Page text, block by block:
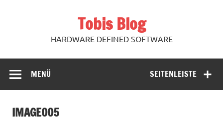
Tobis Blog
HARDWARE DEFINED SOFTWARE
SEITENLEISTE
MENÜ
IMAGE005